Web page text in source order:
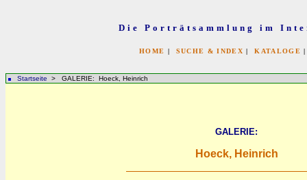
Die Porträtsammlung im
HOME | SUCHE & INDEX |KATALOGE
Startseite > GALERIE: Hoeck, Heinrich
GALERIE:
Hoeck, Heinrich